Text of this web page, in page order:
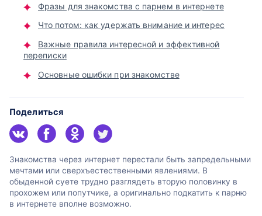
Фразы для знакомства с парнем в интернете
Что потом: как удержать внимание и интерес
Важные правила интересной и эффективной
переписки
Основные ошибки при знакомстве
Поделиться
Знакомства через интернет перестали быть запредельными
мечтами или сверхъестественными явлениями. В
обыденной суете трудно разглядеть вторую половинку в
прохожем или попутчике, а оригинально подкатить к парню
в интернете вполне возможно.